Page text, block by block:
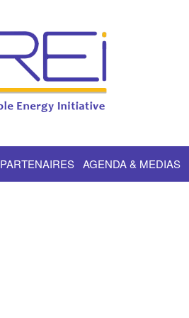
PARTENAIRES AGENDA & MEDIAS